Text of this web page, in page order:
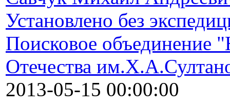
Установлено без
Поисковое объединение
Отечества
2013-05-15 00:00:00